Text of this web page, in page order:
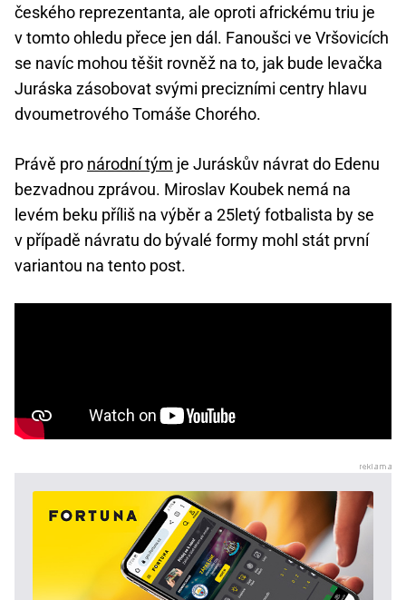
českého reprezentanta, ale oproti africkému triu je
v tomto ohledu přece jen dál. Fanoušci ve Vršovicích
se navíc mohou těšit rovněž na to, jak bude levačka
Juráska zásobovat svými precizními centry hlavu
dvoumetrového Tomáše Chorého.
Právě pro národní tým je Juráskův návrat do Edenu
bezvadnou zprávou. Miroslav Koubek nemá na
levém beku příliš na výběr a 25letý fotbalista by se
v případě návratu do bývalé formy mohl stát první
variantou na tento post.